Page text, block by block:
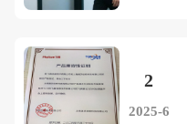
2
2025-6